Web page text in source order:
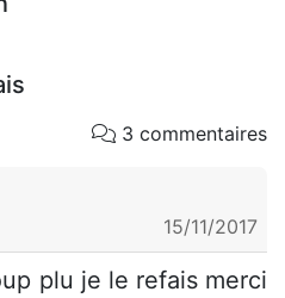
3 commentaires
15/11/2017
plu je le refais merci